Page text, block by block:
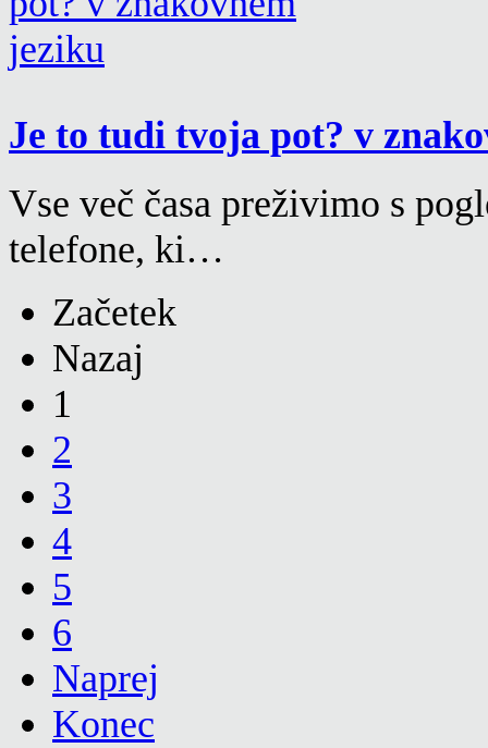
Je to tudi tvoja pot? v
Vse več časa preživimo s
telefone, ki…
Začetek
Nazaj
1
2
3
4
5
6
Naprej
Konec